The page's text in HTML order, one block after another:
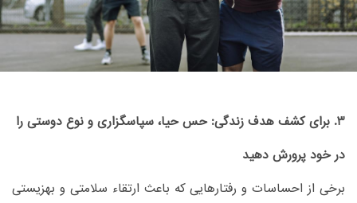
3. برای کشف هدف زندگی: حس حیا، سپاسگزاری و نوع دوستی را
در خود پرورش دهید
برخی از احساسات و رفتارهایی که باعث ارتقاء سلامتی و بهزیستی